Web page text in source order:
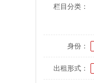
栏目分类：
身份：
出租形式：